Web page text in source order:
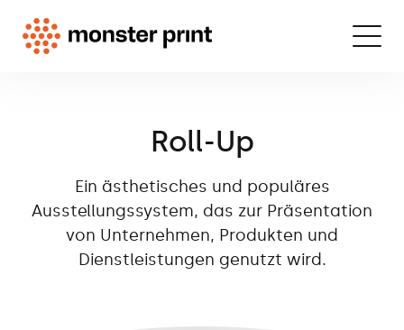
Roll-Up
Ein ästhetisches und populäres
Ausstellungssystem, das zur Präsentation
von Unternehmen, Produkten und
Dienstleistungen genutzt wird.